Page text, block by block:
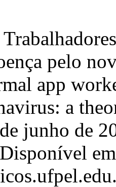
pelo
app
a
junho de